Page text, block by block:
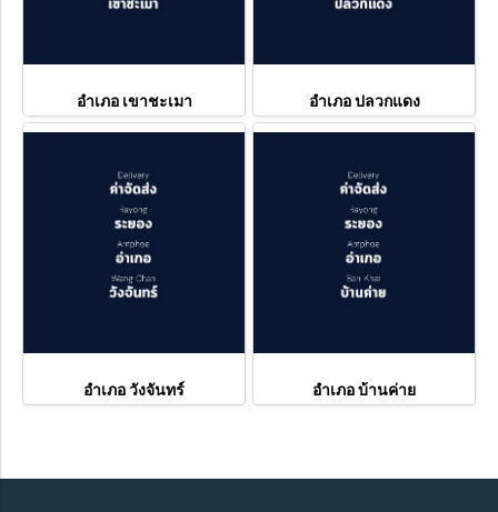
อำเภอ เขาชะเมา อำเภอ ปลวกแดง
อำเภอ วังจันทร์ อำเภอ บ้านค่าย